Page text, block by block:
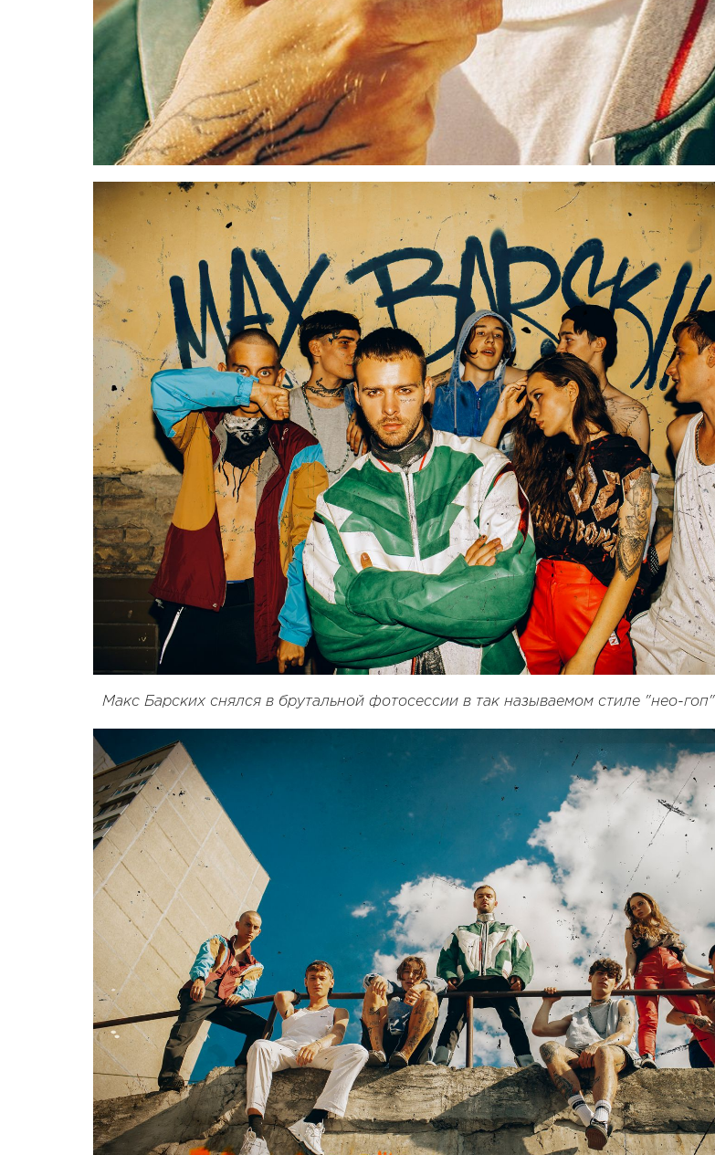
Макс Барских снялся в брутальной фотосессии в так называемом стиле "нео-гоп"